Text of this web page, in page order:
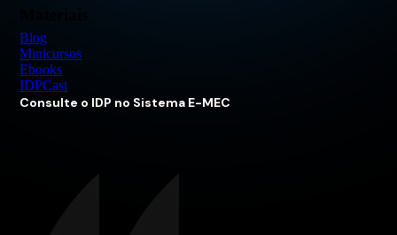
Blog
Minicursos
Ebooks
IDPCast
Consulte o IDP no Sistema E-MEC